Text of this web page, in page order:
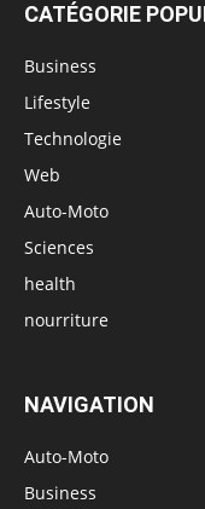
CATÉGORIE
Business
Lifestyle
Technologie
Web
Auto-Moto
Sciences
health
nourriture
NAVIGATION
Auto-Moto
Business